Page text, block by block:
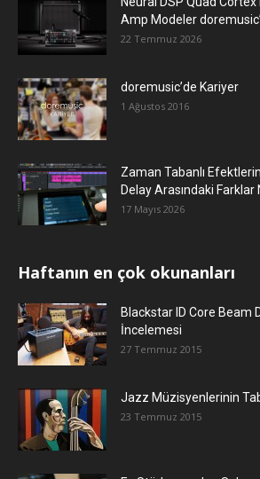
Amp Modeler
22 Temmuz 2026
doremusic’de Kariyer
1 Ağustos 2016
Zaman Tabanlı
Delay Arasındaki Farklar
17 Mayıs 2026
Haftanın en çok okunanları
Blackstar ID Core Beam
İncelemesi
27 Temmuz 2015
Jazz Müzisyenlerinin
23 Temmuz 2015